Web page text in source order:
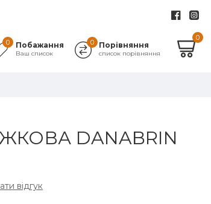
Побажання
Ваш список
0 Порівняння
список порівняння
0
0
DANABRIN
відгук